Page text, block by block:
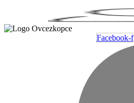
Facebook-f